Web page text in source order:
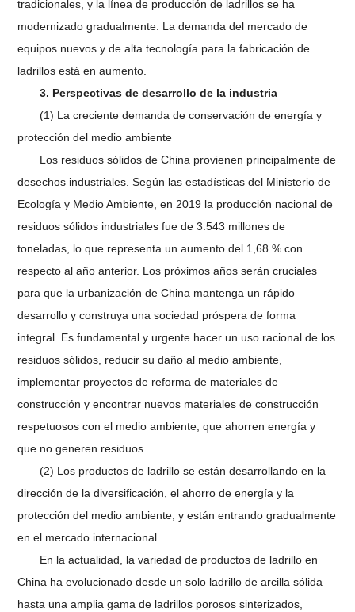
tradicionales, y la línea de producción de ladrillos se ha
modernizado gradualmente. La demanda del mercado de
equipos nuevos y de alta tecnología para la fabricación de
ladrillos está en aumento.
3. Perspectivas de desarrollo de la industria
(1) La creciente demanda de conservación de energía y
protección del medio ambiente
Los residuos sólidos de China provienen principalmente de
desechos industriales. Según las estadísticas del Ministerio de
Ecología y Medio Ambiente, en 2019 la producción nacional de
residuos sólidos industriales fue de 3.543 millones de
toneladas, lo que representa un aumento del 1,68 % con
respecto al año anterior. Los próximos años serán cruciales
para que la urbanización de China mantenga un rápido
desarrollo y construya una sociedad próspera de forma
integral. Es fundamental y urgente hacer un uso racional de los
residuos sólidos, reducir su daño al medio ambiente,
implementar proyectos de reforma de materiales de
construcción y encontrar nuevos materiales de construcción
respetuosos con el medio ambiente, que ahorren energía y
que no generen residuos.
(2) Los productos de ladrillo se están desarrollando en la
dirección de la diversificación, el ahorro de energía y la
protección del medio ambiente, y están entrando gradualmente
en el mercado internacional.
En la actualidad, la variedad de productos de ladrillo en
China ha evolucionado desde un solo ladrillo de arcilla sólida
hasta una amplia gama de ladrillos porosos sinterizados,